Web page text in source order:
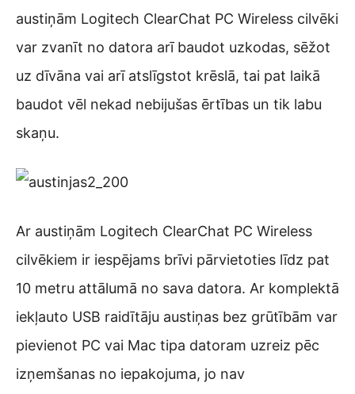
austiņām Logitech ClearChat PC Wireless cilvēki
var zvanīt no datora arī baudot uzkodas, sēžot
uz dīvāna vai arī atslīgstot krēslā, tai pat laikā
baudot vēl nekad nebijušas ērtības un tik labu
skaņu.
Ar austiņām Logitech ClearChat PC Wireless
cilvēkiem ir iespējams brīvi pārvietoties līdz pat
10 metru attālumā no sava datora. Ar komplektā
iekļauto USB raidītāju austiņas bez grūtībām var
pievienot PC vai Mac tipa datoram uzreiz pēc
izņemšanas no iepakojuma, jo nav